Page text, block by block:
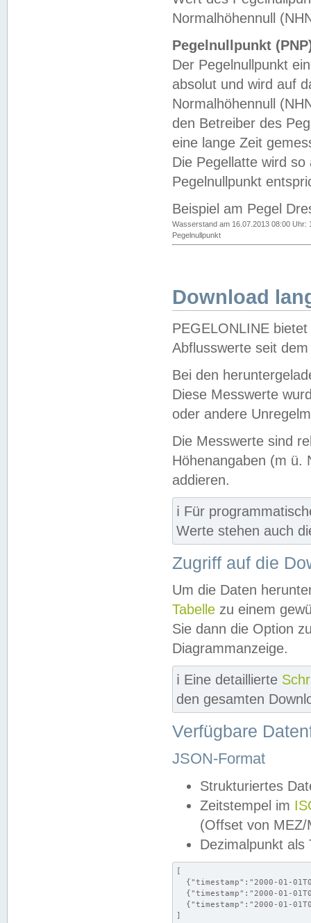
Normalhöhennull
Pegelnullpunkt
Der Pegelnullpunkt
absolut und wird auf
Normalhöhennull
den Betreiber des
eine lange Zeit
Die Pegellatte wird
Pegelnullpunkt
Beispiel am Pegel
Wasserstand am 16.07.2013 08:00 Uhr:
Pegelnullpunkt
Download
PEGELONLINE
Abflusswerte seit
Bei den
Diese Messwerte
oder andere
Die Messwerte sind
Höhenangaben (m ü.
addieren.
ℹ️ Für
Werte stehen auch
Zugriff auf die
Um die Daten
Tabelle zu einem
Sie dann die Option
Diagrammanzeige.
ℹ️ Eine detaillierte
den gesamten
Verfügbare
JSON-Format
Strukturiertes
Zeitstempel im
(Offset von MEZ/
Dezimalpunkt als
[
{"timestamp":"2000-01-
{"timestamp":"2000-01-
{"timestamp":"2000-01-
]